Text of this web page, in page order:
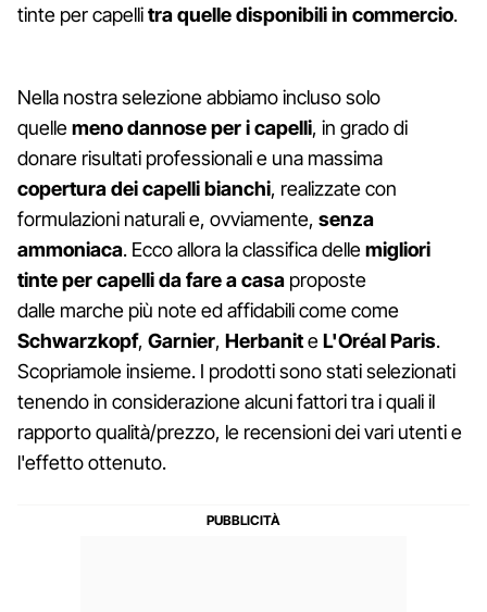
tinte per capellitra quelle disponibili in commercio.
Nella nostra selezione abbiamo incluso solo
quellemeno dannoseper i capelli, in grado di
donare risultati professionali e una massima
copertura dei capelli bianchi, realizzate con
formulazioni naturali e, ovviamente, senza
ammoniaca. Ecco allora la classifica dellemigliori
tinte per capelli da fare a casa proposte
dalle marche più note ed affidabili come come
Schwarzkopf, Garnier, HerbaniteL'Oréal Paris.
Scopriamole insieme. I prodotti sono stati selezionati
tenendo in considerazione alcuni fattori tra i quali il
rapporto qualità/prezzo, le recensioni dei vari utenti e
l'effetto ottenuto.